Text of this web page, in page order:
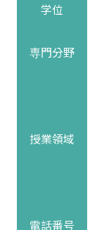
学位
専門分野
授業領域
電話番号